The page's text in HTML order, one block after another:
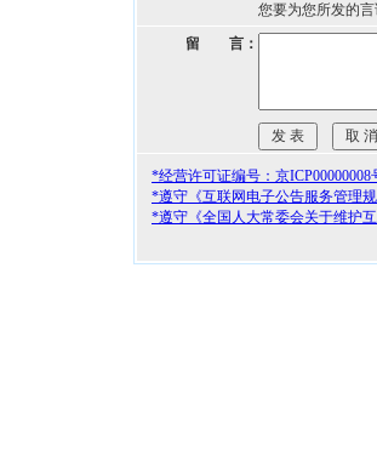
您要为您所发的
留 言：
*经营许可证编号：京ICP00000008
*遵守《互联网电子公告服务管理规
*遵守《全国人大常委会关于维护互